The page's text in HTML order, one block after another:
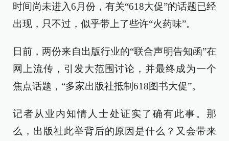
时间尚未进入6月份，有关“618大促”的话题已经
出现，只不过，似乎带上了些许“火药味”。
日前，两份来自出版行业的“联合声明告知函”在
网上流传，引发大范围讨论，并最终成为一个
焦点话题，“多家出版社抵制618图书大促”。
记者从业内知情人士处证实了确有此事。那
么，出版社此举背后的原因是什么？又会带来